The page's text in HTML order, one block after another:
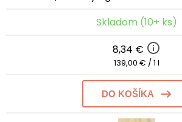
Skladom (10+ ks)
8,34 €
139,00 € / 1 l
DO KOŠÍKA